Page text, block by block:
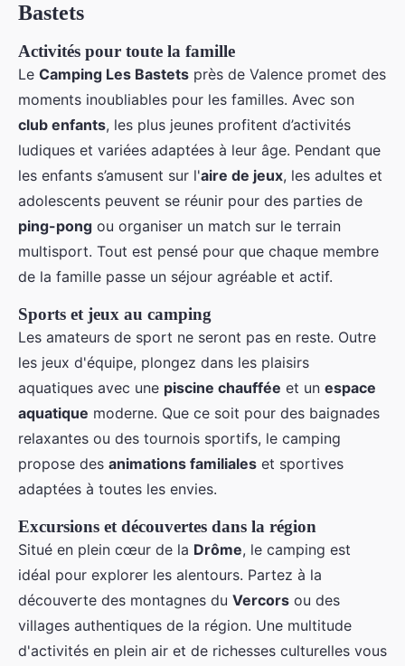
Bastets
Activités pour toute la famille
Le Camping Les Bastets près de Valence promet des
moments inoubliables pour les familles. Avec son
club enfants, les plus jeunes profitent d’activités
ludiques et variées adaptées à leur âge. Pendant que
les enfants s’amusent sur l'aire de jeux, les adultes et
adolescents peuvent se réunir pour des parties de
ping-pong ou organiser un match sur le terrain
multisport. Tout est pensé pour que chaque membre
de la famille passe un séjour agréable et actif.
Sports et jeux au camping
Les amateurs de sport ne seront pas en reste. Outre
les jeux d'équipe, plongez dans les plaisirs
aquatiques avec une piscine chauffée et un espace
aquatique moderne. Que ce soit pour des baignades
relaxantes ou des tournois sportifs, le camping
propose des animations familiales et sportives
adaptées à toutes les envies.
Excursions et découvertes dans la région
Situé en plein cœur de la Drôme, le camping est
idéal pour explorer les alentours. Partez à la
découverte des montagnes du Vercors ou des
villages authentiques de la région. Une multitude
d'activités en plein air et de richesses culturelles vous